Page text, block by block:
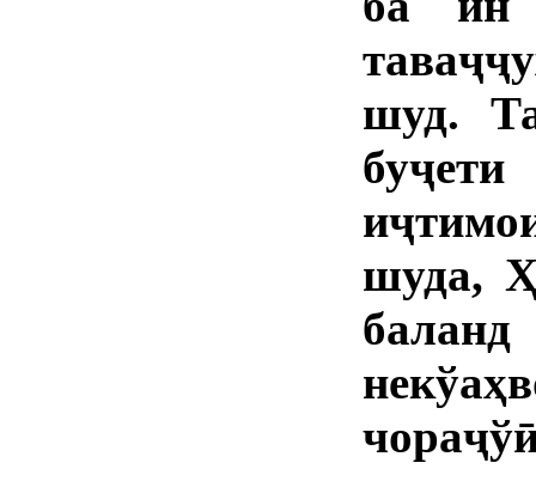
шуд.
шуда,